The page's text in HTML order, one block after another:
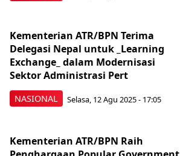
NASIONAL
Kementerian ATR/BPN Terima
Delegasi Nepal untuk _Learning
Exchange_ dalam Modernisasi
Sektor Administrasi Pert
Selasa, 12 Agu 2025 - 17:05
Kementerian ATR/BPN Raih